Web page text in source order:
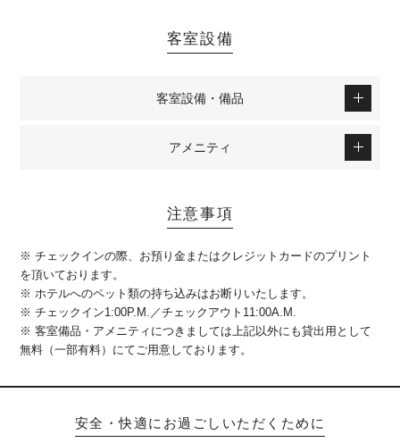
客室設備
客室設備・備品
アメニティ
注意事項
※ チェックインの際、お預り金またはクレジットカードのプリント
を頂いております。
※ ホテルへのペット類の持ち込みはお断りいたします。
※ チェックイン1:00P.M.／チェックアウト11:00A.M.
※ 客室備品・アメニティにつきましては上記以外にも貸出用として
無料（一部有料）にてご用意しております。
安全・快適にお過ごしいただくために